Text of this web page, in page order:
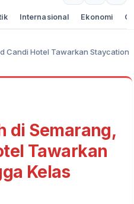
Internasional Ekonomi
Candi Hotel Tawarkan Staycation
di Semarang,
Tawarkan
Kelas